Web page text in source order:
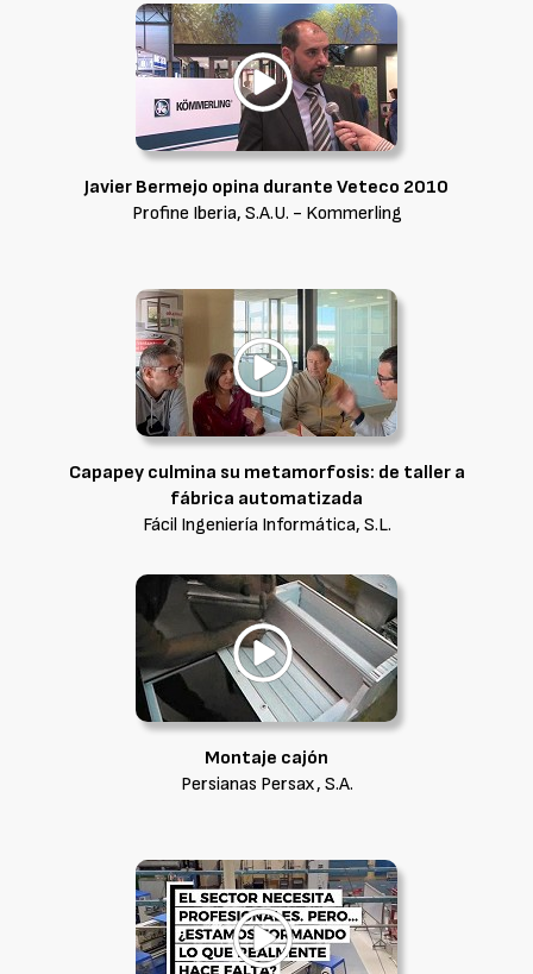
Javier Bermejo opina durante Veteco 2010
Profine Iberia, S.A.U. - Kommerling
Capapey culmina su metamorfosis: de taller a
fábrica automatizada
Fácil Ingeniería Informática, S.L.
Montaje cajón
Persianas Persax, S.A.